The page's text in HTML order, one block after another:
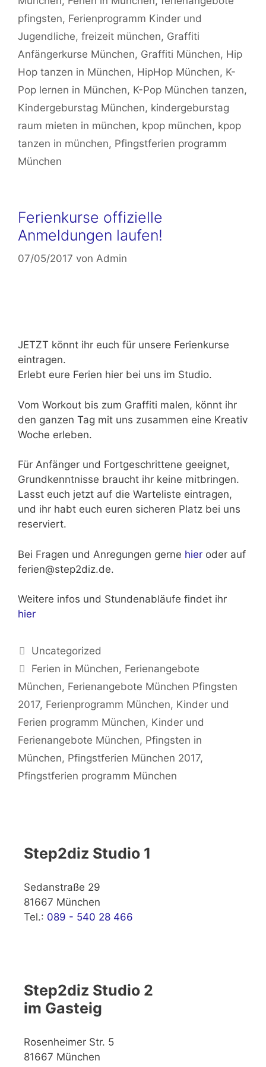
pfingsten, Ferienprogramm Kinder und
Jugendliche, freizeit münchen, Graffiti
Anfängerkurse München, Graffiti München, Hip
Hop tanzen in München, HipHop München, K-
Pop lernen in München, K-Pop München tanzen,
Kindergeburstag München, kindergeburstag
raum mieten in münchen, kpop münchen, kpop
tanzen in münchen, Pfingstferien programm
München
Ferienkurse offizielle
Anmeldungen laufen!
07/05/2017 von Admin
JETZT könnt ihr euch für unsere Ferienkurse
eintragen.
Erlebt eure Ferien hier bei uns im Studio.
Vom Workout bis zum Graffiti malen, könnt ihr
den ganzen Tag mit uns zusammen eine Kreativ
Woche erleben.
Für Anfänger und Fortgeschrittene geeignet,
Grundkenntnisse braucht ihr keine mitbringen.
Lasst euch jetzt auf die Warteliste eintragen,
und ihr habt euch euren sicheren Platz bei uns
reserviert.
Bei Fragen und Anregungen gerne hier oder auf
ferien@step2diz.de.
Weitere infos und Stundenabläufe findet ihr
hier
Kategorien
Uncategorized
Schlagwörter
Ferien in München, Ferienangebote
München, Ferienangebote München Pfingsten
2017, Ferienprogramm München, Kinder und
Ferien programm München, Kinder und
Ferienangebote München, Pfingsten in
München, Pfingstferien München 2017,
Pfingstferien programm München
Step2diz Studio 1
Sedanstraße 29
81667 München
Tel.: 089 - 540 28 466
Step2diz Studio 2
im Gasteig
Rosenheimer Str. 5
81667 München